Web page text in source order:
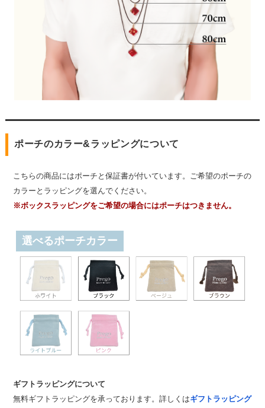
ポーチのカラー&ラッピングについて
こちらの商品にはポーチと保証書が付いています。ご希望のポーチの
カラーとラッピングを選んでください。
※ボックスラッピングをご希望の場合にはポーチはつきません。
選べるポーチカラー
ギフトラッピングについて
無料ギフトラッピングを承っております。詳しくはギフトラッピング